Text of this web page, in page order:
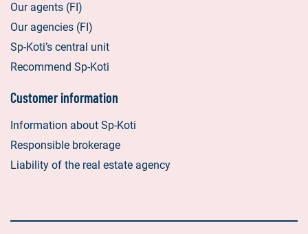
Our agents (FI)
Our agencies (FI)
Sp-Koti’s central unit
Recommend Sp-Koti
Customer information
Information about Sp-Koti
Responsible brokerage
Liability of the real estate agency